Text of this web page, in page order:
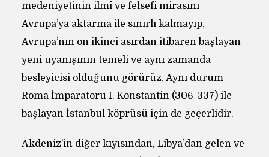
medeniyetinin ilmî ve felsefi mirasını
Avrupa’ya aktarma ile sınırlı kalmayıp,
Avrupa’nın on ikinci asırdan itibaren başlayan
yeni uyanışının temeli ve aynı zamanda
besleyicisi olduğunu görürüz. Aynı durum
Roma İmparatoru I. Konstantin (306-337) ile
başlayan İstanbul köprüsü için de geçerlidir.
Akdeniz’in diğer kıyısından, Libya’dan gelen ve